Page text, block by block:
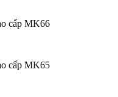
cấp MK66
cấp MK65